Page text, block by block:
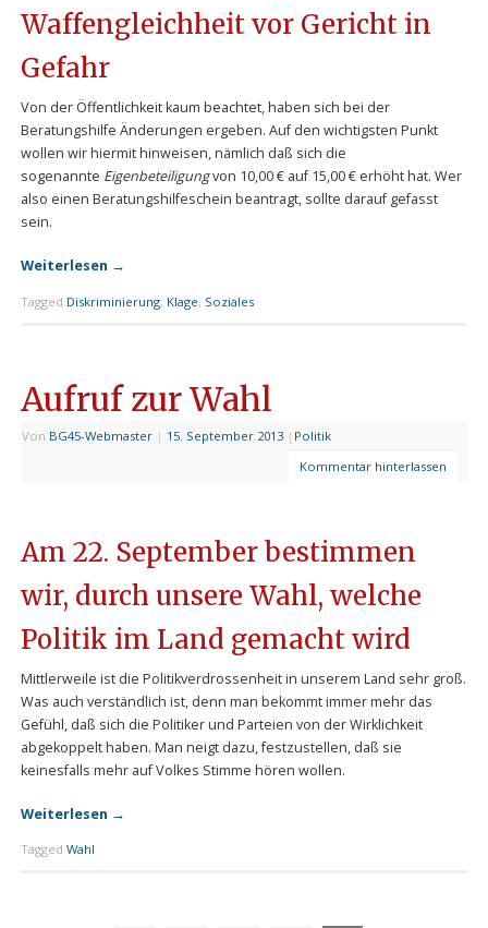
Waffengleichheit vor Gericht in
Gefahr
Von der Öffentlichkeit kaum beachtet, haben sich bei der
Beratungshilfe Änderungen ergeben. Auf den wichtigsten Punkt
wollen wir hiermit hinweisen, nämlich daß sich die
sogenannte Eigenbeteiligungvon 10,00 € auf 15,00 € erhöht hat. Wer
also einen Beratungshilfeschein beantragt, sollte darauf gefasst
sein.
Weiterlesen →
Tagged Diskriminierung, Klage, Soziales
Aufruf zur Wahl
Von BG45-Webmaster | 15. September 2013 | Politik
Kommentar hinterlassen
Am 22. September bestimmen
wir, durch unsere Wahl, welche
Politik im Land gemacht wird
Mittlerweile ist die Politikverdrossenheit in unserem Land sehr groß.
Was auch verständlich ist, denn man bekommt immer mehr das
Gefühl, daß sich die Politiker und Parteien von der Wirklichkeit
abgekoppelt haben. Man neigt dazu, festzustellen, daß sie
keinesfalls mehr auf Volkes Stimme hören wollen.
Weiterlesen →
Tagged Wahl